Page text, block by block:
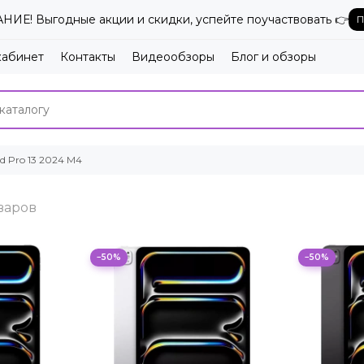
Выгодные акции и скидки, успейте поучаствовать 👉
Контакты Видеообзоры Блог и обзоры
Pro 13 2024 M4
−50% −50%